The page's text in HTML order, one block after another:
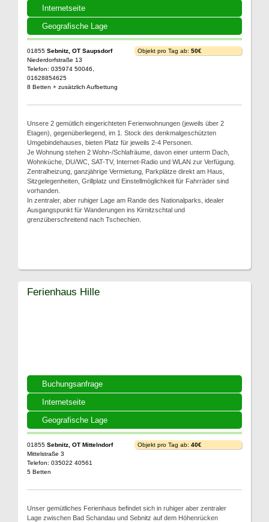
Internetseite
Geografische Lage
01855 Sebnitz, OT Saupsdorf
Niederdorfstraße 13
Telefon: 035974 50046,
01628854625
8 Betten + zusätzlich Aufbettung
Objekt pro Tag ab: 50€
Unsere 2 gemütlich eingerichteten Ferienwohnungen (jeweils über 2
Etagen), gegenüberliegend, im 1. Stock des denkmalgeschützten
Umgebindehauses, bieten Platz für jeweils 2-4 Personen.
Je Wohnung stehen 2 Wohn-/Schlafräume, davon einer unterm Dach,
Wohnküche, DU/WC, SAT-TV, Internet-Radio und WLAN zur Verfügung.
Zentralheizung, ganzjährige Vermietung, Parkplätze direkt am Haus,
Sitzgelegenheiten, Grillplatz und Einstellmöglichkeit für Fahrräder sind
vorhanden.
In zentraler, aber ruhiger Lage am Rande des Nationalparks, idealer
Ausgangspunkt für Wanderungen ins Kirnitzschtal und
grenzüberschreitend nach Tschechien.
Buchungsanfrage
Internetseite
Geografische Lage
Ferienhaus Hille
01855 Sebnitz, OT Mittelndorf
Mittelstraße 3
Telefon: 035022 40561
5 Betten
Objekt pro Tag ab: 40€
Unser gemütliches Ferienhaus befindet sich in ruhiger aber zentraler
Lage zwischen Bad Schandau und Sebnitz auf dem Höhenrücken